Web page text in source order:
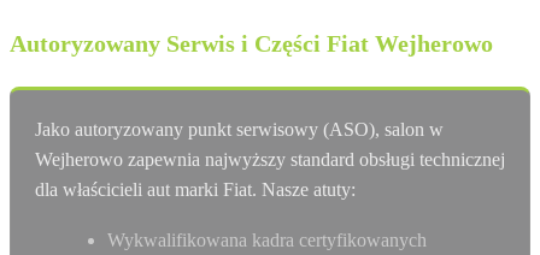
Autoryzowany Serwis i Części Fiat Wejherowo
Jako autoryzowany punkt serwisowy (ASO), salon w
Wejherowo zapewnia najwyższy standard obsługi technicznej
dla właścicieli aut marki Fiat. Nasze atuty:
Wykwalifikowana kadra certyfikowanych